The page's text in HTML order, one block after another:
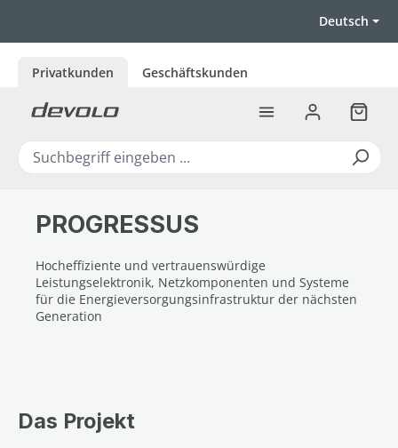
Deutsch
Privatkunden Geschäftskunden
PROGRESSUS
Hocheffiziente und vertrauenswürdige
Leistungselektronik, Netzkomponenten und Systeme
für die Energieversorgungsinfrastruktur der nächsten
Generation
Das Projekt